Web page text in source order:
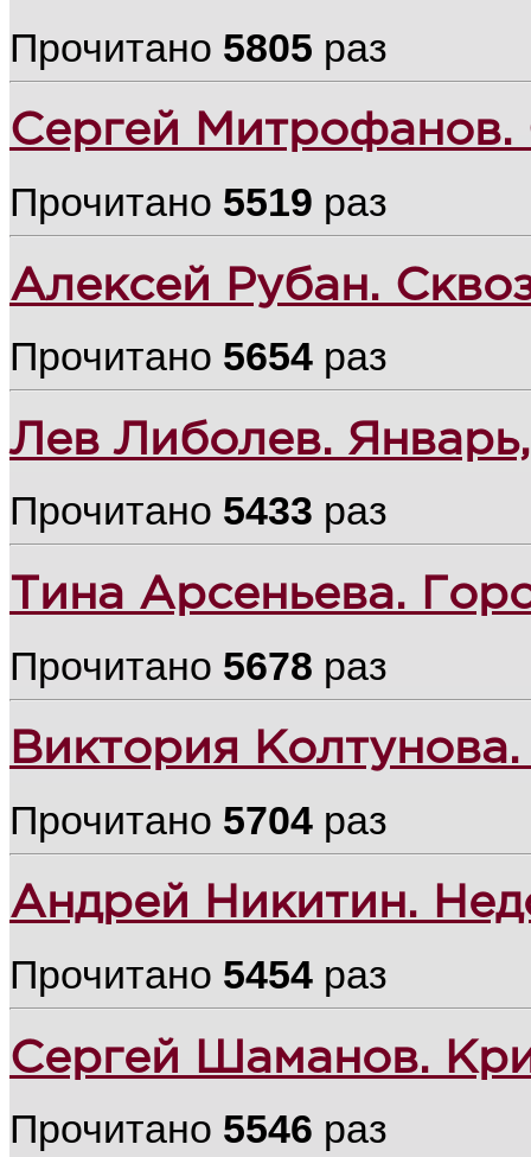
Прочитано 5805 раз
Сергей Митрофанов.
Прочитано 5519 раз
Алексей Рубан.
Прочитано 5654 раз
Лев Либолев.
Прочитано 5433 раз
Тина Арсеньева.
Прочитано 5678 раз
Виктория
Прочитано 5704 раз
Андрей Никитин.
Прочитано 5454 раз
Сергей Шаманов.
Прочитано 5546 раз